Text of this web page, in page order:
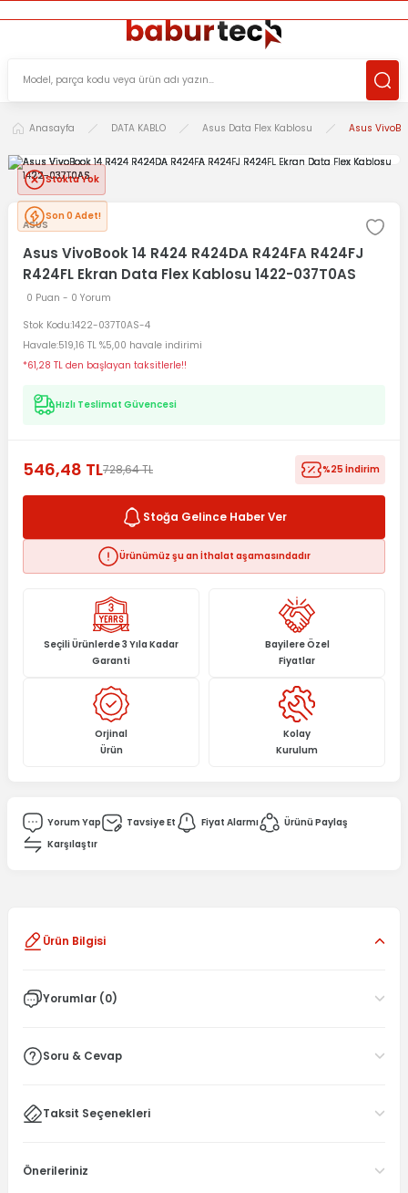
Anasayfa DATA KABLO Asus Data Flex Kablosu Asus
Stokta Yok
Son 0 Adet!
ASUS
Asus VivoBook 14 R424 R424DA R424FA R424FJ
R424FL Ekran Data Flex Kablosu 1422-037T0AS
0 Puan - 0 Yorum
Stok Kodu 1422-037T0AS-4
Havale 519,16 TL %5,00 havale indirimi
*61,28 TL den başlayan taksitlerle!!
Hızlı Teslimat Güvencesi
546,48 TL728,64 TL %25 İndirim
Stoğa Gelince Haber Ver
Ürünümüz şu an İthalat aşamasındadır
Seçili Ürünlerde 3 Yıla Kadar
Garanti
Bayilere Özel
Fiyatlar
Orjinal
Ürün
Kolay
Kurulum
Yorum Yap Tavsiye Et Fiyat Alarmı
Ürünü Paylaş
Karşılaştır
Ürün Bilgisi
Yorumlar (0)
Soru & Cevap
Taksit Seçenekleri
Önerileriniz